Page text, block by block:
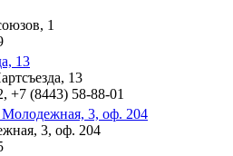
1
13
13
+7 (8443) 58-88-01
3, оф. 204
3, оф. 204